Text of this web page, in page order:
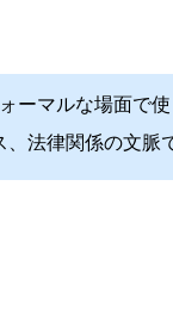
ーマルな場面で使
法律関係の文脈